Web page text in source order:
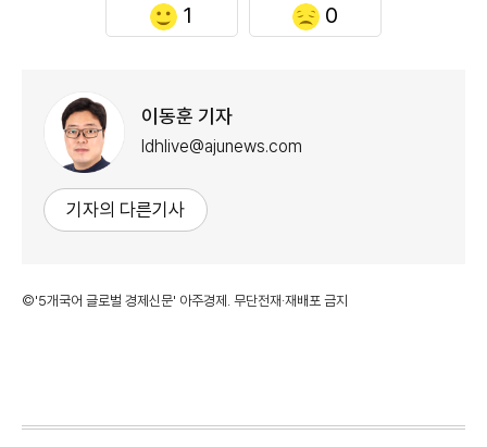
1 0
이동훈 기자
ldhlive@ajunews.com
기자의 다른기사
©'5개국어 글로벌 경제신문' 아주경제. 무단전재·재배포 금지